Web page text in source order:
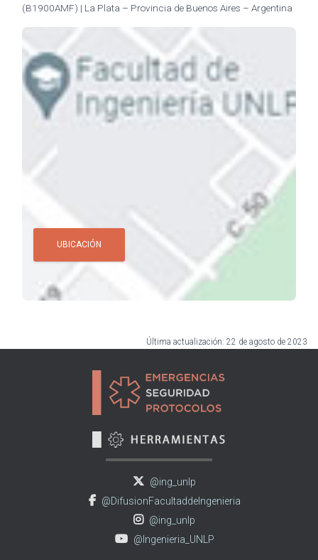
(B1900AMF) | La Plata – Provincia de Buenos Aires – Argentina
UBICACIÓN
Última actualización: 22 de agosto de 2023
@ing_unlp
@DifusionFacultaddeIngenieria
@ing_unlp
@Ingenieria_UNLP